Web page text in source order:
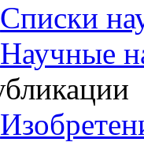
Списки
Научные